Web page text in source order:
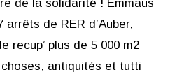
de la solidarité ! Emmaüs
de RER d’Auber,
recup’ plus de 5 000 m2
antiquités et tutti